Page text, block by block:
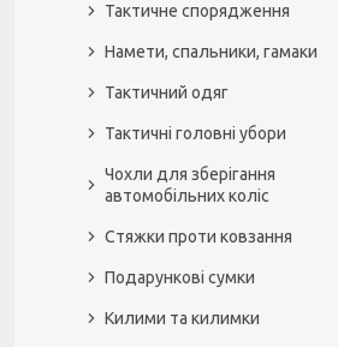
Тактичне спорядження
Намети, спальники, гамаки
Тактичний одяг
Тактичні головні убори
Чохли для зберігання
автомобільних коліс
Стяжки проти ковзання
Подарункові сумки
Килими та килимки